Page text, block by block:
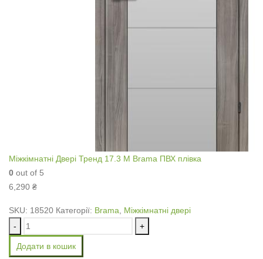
Міжкімнатні Двері Тренд 17.3 М Brama ПВХ плівка
0 out of 5
6,290 ₴
SKU: 18520 Категорії: Brama
Міжкімнатні двері
-
+
Додати в кошик